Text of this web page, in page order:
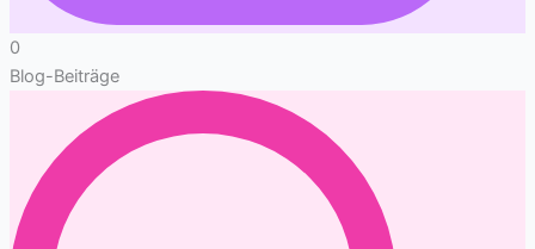
0
Blog-Beiträge